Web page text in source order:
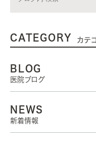
CATEGORY カテ
BLOG
医院ブログ
NEWS
新着情報